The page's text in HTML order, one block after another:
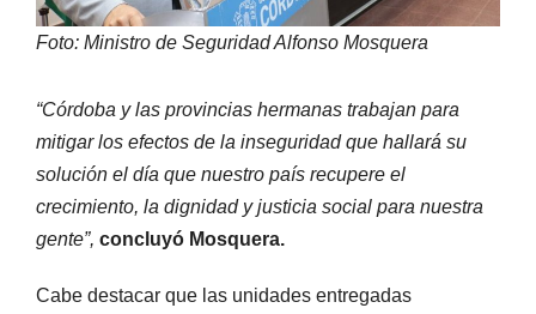
Foto: Ministro de Seguridad Alfonso Mosquera
“Córdoba y las provincias hermanas trabajan para
mitigar los efectos de la inseguridad que hallará su
solución el día que nuestro país recupere el
crecimiento, la dignidad y justicia social para nuestra
gente”, concluyó Mosquera.
Cabe destacar que las unidades entregadas